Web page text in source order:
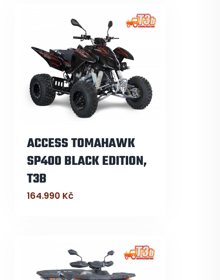
ACCESS TOMAHAWK
SP400 BLACK EDITION,
T3B
164.990 Kč